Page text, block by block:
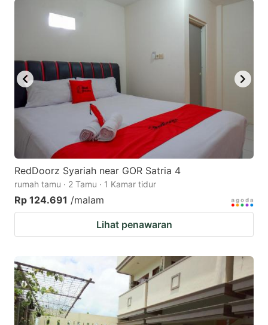
RedDoorz Syariah near GOR Satria 4
rumah tamu · 2 Tamu · 1 Kamar tidur
Rp 124.691 /malam
Lihat penawaran